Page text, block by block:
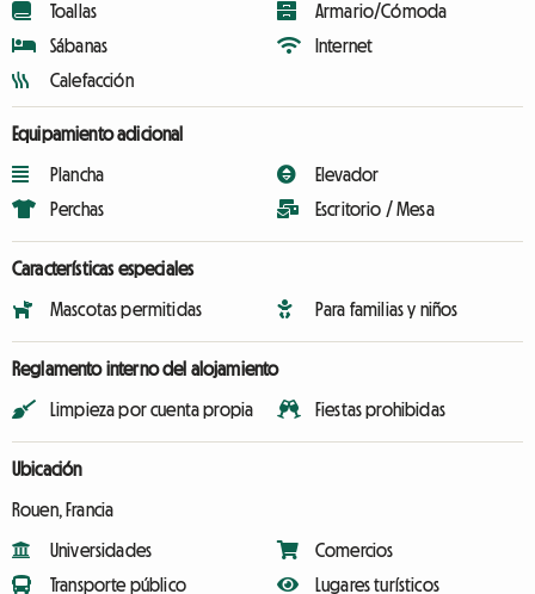
Toallas
Sábanas
Calefacción
Armario/Cómoda
Internet
Equipamiento adicional
Plancha
Perchas
Elevador
Escritorio / Mesa
Características especiales
Mascotas permitidas Para familias y niños
Reglamento interno del alojamiento
Limpieza por cuenta propia Fiestas prohibidas
Ubicación
Rouen, Francia
Universidades
Transporte público
Comercios
Lugares turísticos